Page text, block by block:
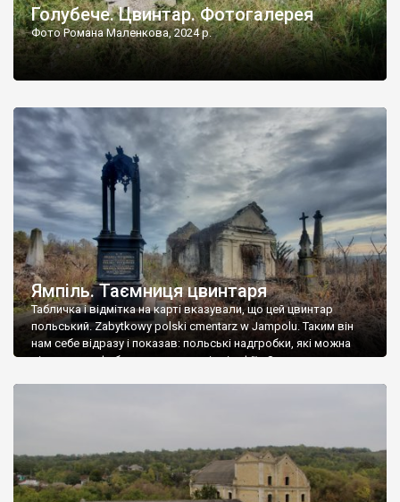
Голубече. Цвинтар. Фотогалерея
Фото Романа Маленкова, 2024 р.
Ямпіль. Таємниця цвинтаря
Табличка і відмітка на карті вказували, що цей цвинтар
польський. Zabytkowy polski cmentarz w Jampolu. Таким він
нам себе відразу і показав: польські надгробки, які можна
віднести до фабричних, польські епітафії… Загалом цвинтар